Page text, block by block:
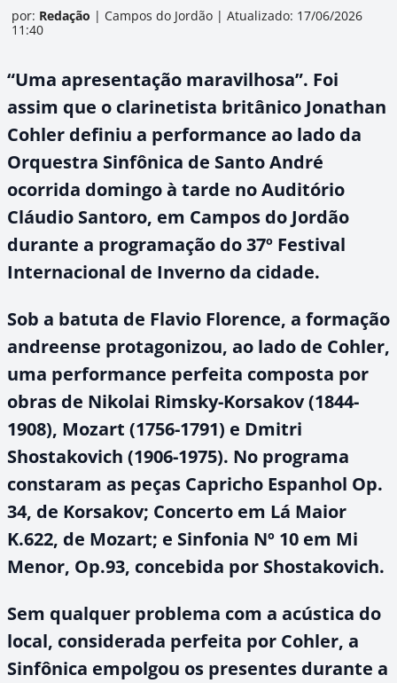
por: Redação | Campos do Jordão | Atualizado: 17/06/2026
11:40
“Uma apresentação maravilhosa”. Foi
assim que o clarinetista britânico Jonathan
Cohler definiu a performance ao lado da
Orquestra Sinfônica de Santo André
ocorrida domingo à tarde no Auditório
Cláudio Santoro, em Campos do Jordão
durante a programação do 37º Festival
Internacional de Inverno da cidade.
Sob a batuta de Flavio Florence, a formação
andreense protagonizou, ao lado de Cohler,
uma performance perfeita composta por
obras de Nikolai Rimsky-Korsakov (1844-
1908), Mozart (1756-1791) e Dmitri
Shostakovich (1906-1975). No programa
constaram as peças Capricho Espanhol Op.
34, de Korsakov; Concerto em Lá Maior
K.622, de Mozart; e Sinfonia Nº 10 em Mi
Menor, Op.93, concebida por Shostakovich.
Sem qualquer problema com a acústica do
local, considerada perfeita por Cohler, a
Sinfônica empolgou os presentes durante a